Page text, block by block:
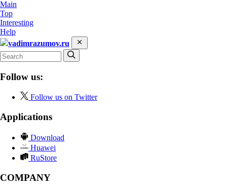
Main
Top
Interesting
Help
vadimrazumov.ru
Follow us:
Follow us on Twitter
Applications
Download
Huawei
RuStore
COMPANY